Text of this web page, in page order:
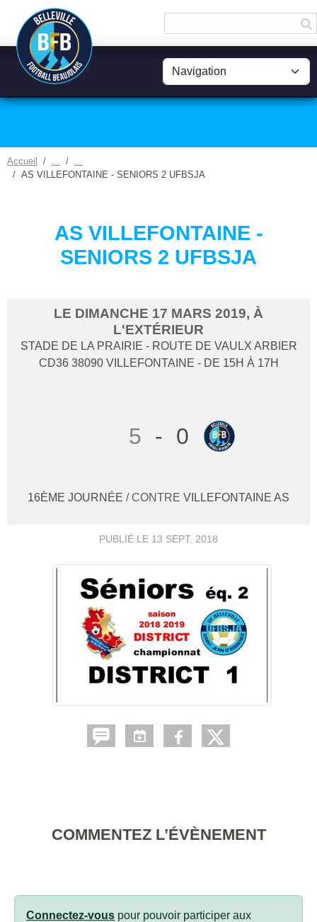
Accueil
AS VILLEFONTAINE - SENIORS 2 UFBSJA
AS VILLEFONTAINE -
SENIORS 2 UFBSJA
LE DIMANCHE 17 MARS 2019, À
L'EXTÉRIEUR
STADE DE LA PRAIRIE - ROUTE DE VAULX ARBIER
CD36 38090 VILLEFONTAINE - DE 15H À 17H
5 - 0
16ÈME JOURNÉE / CONTRE VILLEFONTAINE AS
PUBLIÉ LE 13 SEPT. 2018
COMMENTEZ L’ÉVÈNEMENT
Connectez-vous pour pouvoir participer aux
Panneau de gestion des cookies